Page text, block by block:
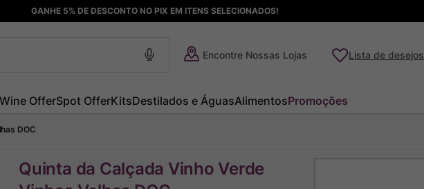
GANHE 5% DE DESCONTO NO PIX EM ITENS SELECIONADOS!
Encontre Nossas Lojas Lista de desejos
Wine OfferSpot OfferKitsDestilados e ÁguasAlimentosPromoções
DOC
Quinta da Calçada Vinho Verde